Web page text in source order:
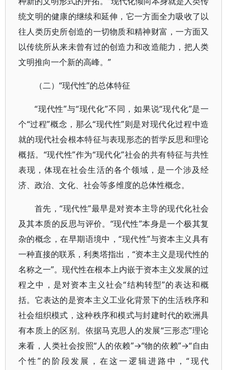
统文明的健康的继续和延伸，它一方面全力吸收了以
往人类历史所创造的一切物质和精神财富，一方面又
以传统所从来未曾有过的创造力和改造能力，把人类
文明推向一个新的高峰。”
（二）“现代性”的总体特征
“现代性”与“现代化”不同，如果说“现代化”是一
个“过程”概念，那么“现代性”则是对现代化过程中造
就的现代社会根本特征与表现形态的哲学反思和理论
概括。“现代性”作为“现代化”社会的共有特征与共性
表现，体现在社会生活的各个领域，是一个涉及经
济、政治、文化、社会等多维度的总体性概念。
首先，“现代性”最早是对资本主导的现代化社会
及其本质的反思与评价。“现代性”本身是一个极其复
杂的概念，在早期语境中，“现代性”与资本主义具有
一种直接的联系，利奥塔指出，“资本主义是现代性的
名称之一”。现代性在根本上内嵌于资本主义发展的过
程之中，是对资本主义社会“结构转型”的表达和概
括。它表达的是资本主义工业化背景下的生活秩序和
社会组织模式，这种秩序和模式与封建时代的欧洲具
有本质上的区别。依据马克思人的发展“三形态”理论
来看，人类社会按照“人的依赖”→“物的依赖”→“自由
个性”的阶段发展，在这一逻辑进路中，“现代